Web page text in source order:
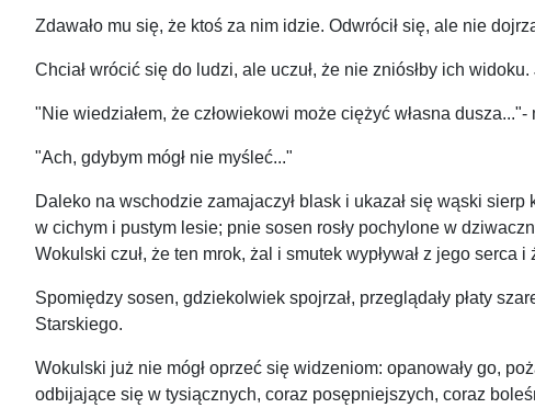
Zdawało mu się, że ktoś za nim idzie. Odwrócił się, ale nie
Chciał wrócić się do ludzi, ale uczuł, że nie zniósłby ich
"Nie wiedziałem, że człowiekowi może ciężyć własna dusza..."-
"Ach, gdybym mógł nie myśleć..."
Daleko na wschodzie zamajaczył blask i ukazał się wąski
w cichym i pustym lesie; pnie sosen rosły pochylone w
Wokulski czuł, że ten mrok, żal i smutek wypływał z jego
Spomiędzy sosen, gdziekolwiek spojrzał, przeglądały płaty
Starskiego.
Wokulski już nie mógł oprzeć się widzeniom: opanowały go,
odbijające się w tysiącznych, coraz posępniejszych, coraz